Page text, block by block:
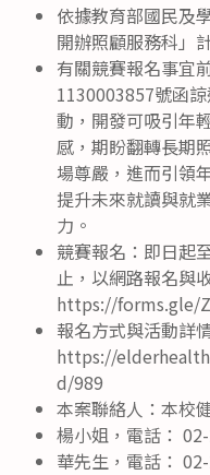
依據教育部國民及
開辦照顧服務科」
有關競賽報名事宜
1130003857號函
動，開發可吸引年
感，期盼翻轉長期
場尊嚴，進而引領
提升未來就讀與就
力。
競賽報名：即日起
止，以網路報名與
https://forms.gle/
報名方式與活動詳
https://
d/989
本案聯絡人：本校
楊小姐，電話：
華先生，電話：